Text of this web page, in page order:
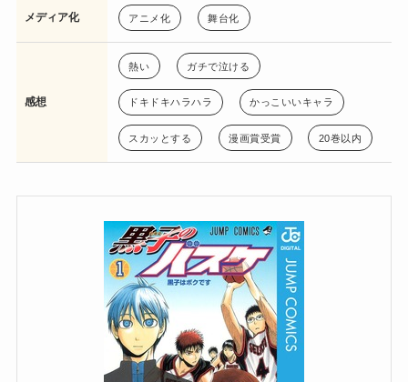
メディア化 アニメ化 舞台化
感想
熱い ガチで泣ける
ドキドキハラハラ かっこいいキャラ
スカッとする 漫画賞受賞 20巻以内